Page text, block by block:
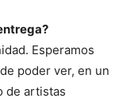
Esperamos
poder ver, en un
de artistas